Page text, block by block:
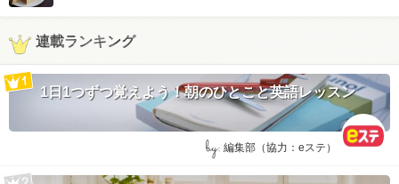
連載ランキング
1日1つずつ覚えよう！朝のひとこと英語レッスン
by: 編集部（協力：eステ）